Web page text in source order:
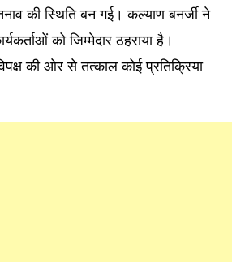
की स्थिति बन गई। कल्याण बनर्जी ने
को जिम्मेदार ठहराया है।
की ओर से तत्काल कोई प्रतिक्रिया